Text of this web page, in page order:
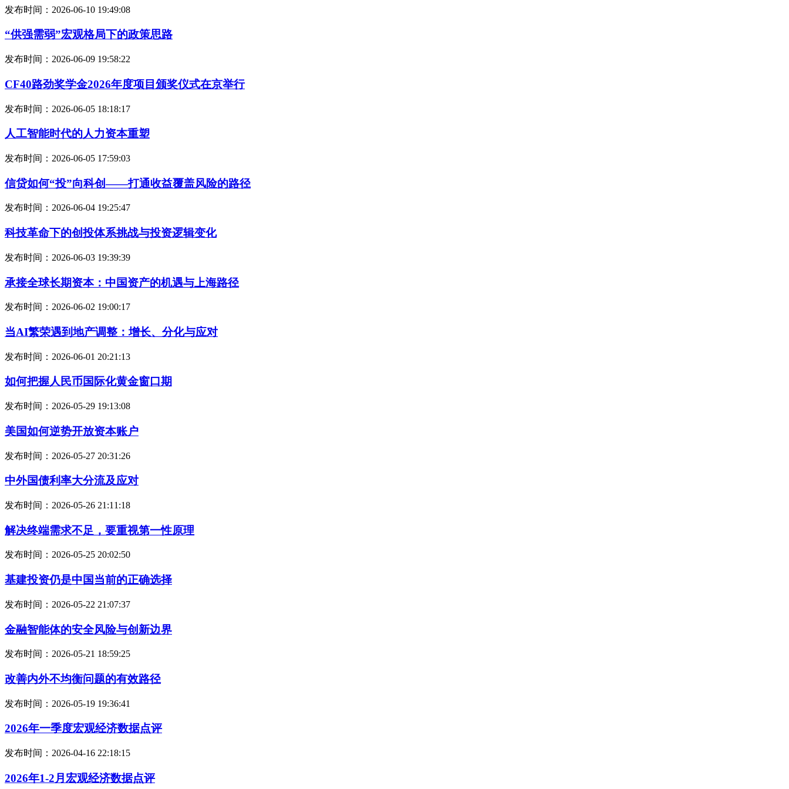
发布时间：2026-06-10 19:49:08
“供强需弱”宏观格局下的政策思路
发布时间：2026-06-09 19:58:22
CF40路劲奖学金2026年度项目颁奖仪式在京举行
发布时间：2026-06-05 18:18:17
人工智能时代的人力资本重塑
发布时间：2026-06-05 17:59:03
信贷如何“投”向科创——打通收益覆盖风险的路径
发布时间：2026-06-04 19:25:47
科技革命下的创投体系挑战与投资逻辑变化
发布时间：2026-06-03 19:39:39
承接全球长期资本：中国资产的机遇与上海路径
发布时间：2026-06-02 19:00:17
当AI繁荣遇到地产调整：增长、分化与应对
发布时间：2026-06-01 20:21:13
如何把握人民币国际化黄金窗口期
发布时间：2026-05-29 19:13:08
美国如何逆势开放资本账户
发布时间：2026-05-27 20:31:26
中外国债利率大分流及应对
发布时间：2026-05-26 21:11:18
解决终端需求不足，要重视第一性原理
发布时间：2026-05-25 20:02:50
基建投资仍是中国当前的正确选择
发布时间：2026-05-22 21:07:37
金融智能体的安全风险与创新边界
发布时间：2026-05-21 18:59:25
改善内外不均衡问题的有效路径
发布时间：2026-05-19 19:36:41
2026年一季度宏观经济数据点评
发布时间：2026-04-16 22:18:15
2026年1-2月宏观经济数据点评